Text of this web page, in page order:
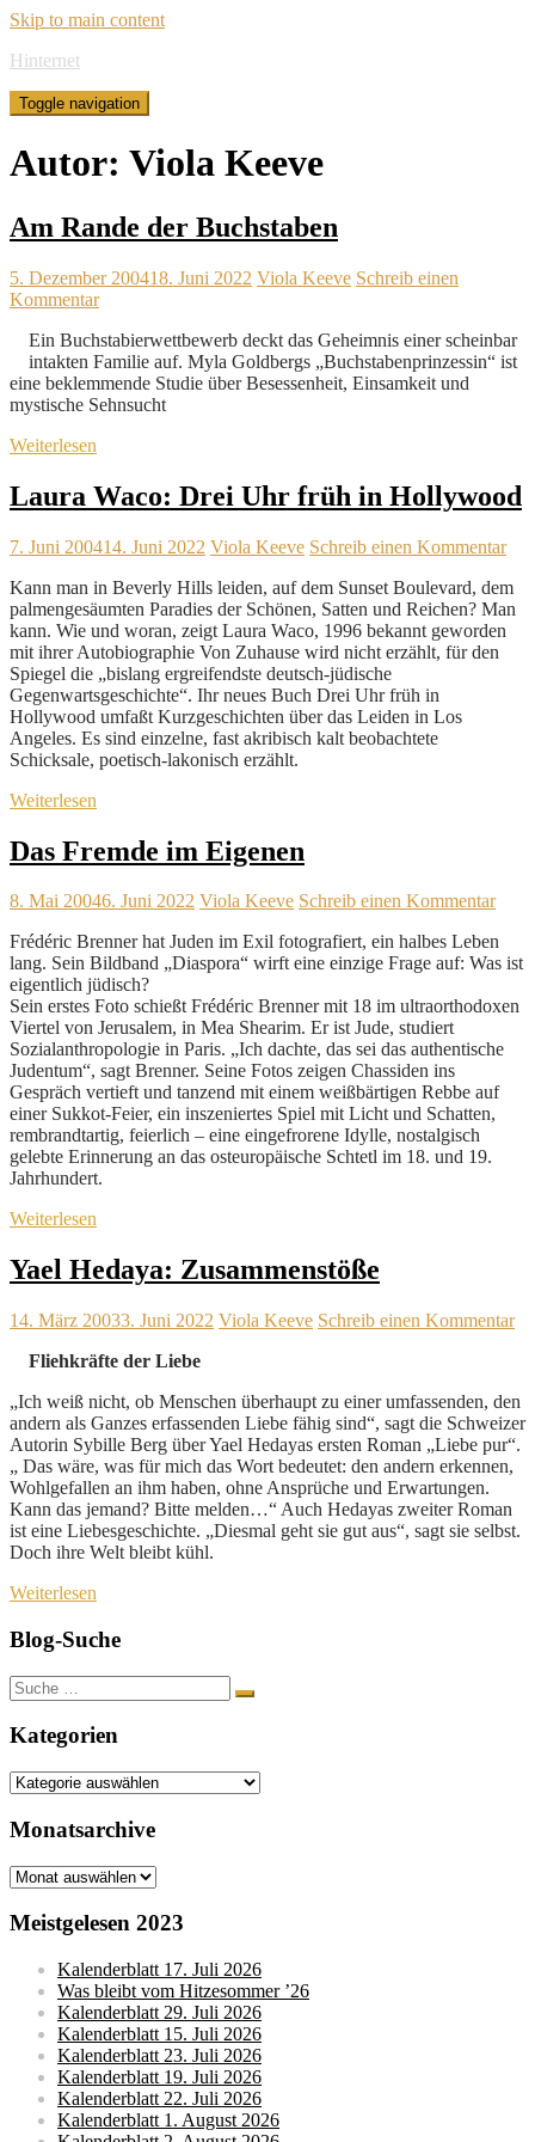
Skip to main content
Hinternet
Toggle navigation
Autor: Viola Keeve
Am Rande der Buchstaben
5. Dezember 200418. Juni 2022 Viola Keeve Schreib einen
Kommentar
Ein Buchstabierwettbewerb deckt das Geheimnis einer scheinbar
intakten Familie auf. Myla Goldbergs „Buchstabenprinzessin“ ist
eine beklemmende Studie über Besessenheit, Einsamkeit und
mystische Sehnsucht
Weiterlesen
Laura Waco: Drei Uhr früh in Hollywood
7. Juni 200414. Juni 2022 Viola Keeve Schreib einen Kommentar
Kann man in Beverly Hills leiden, auf dem Sunset Boulevard, dem
palmengesäumten Paradies der Schönen, Satten und Reichen? Man
kann. Wie und woran, zeigt Laura Waco, 1996 bekannt geworden
mit ihrer Autobiographie Von Zuhause wird nicht erzählt, für den
Spiegel die „bislang ergreifendste deutsch-jüdische
Gegenwartsgeschichte“. Ihr neues Buch Drei Uhr früh in
Hollywood umfaßt Kurzgeschichten über das Leiden in Los
Angeles. Es sind einzelne, fast akribisch kalt beobachtete
Schicksale, poetisch-lakonisch erzählt.
Weiterlesen
Das Fremde im Eigenen
8. Mai 20046. Juni 2022 Viola Keeve Schreib einen Kommentar
Frédéric Brenner hat Juden im Exil fotografiert, ein halbes Leben
lang. Sein Bildband „Diaspora“ wirft eine einzige Frage auf: Was ist
eigentlich jüdisch?
Sein erstes Foto schießt Frédéric Brenner mit 18 im ultraorthodoxen
Viertel von Jerusalem, in Mea Shearim. Er ist Jude, studiert
Sozialanthropologie in Paris. „Ich dachte, das sei das authentische
Judentum“, sagt Brenner. Seine Fotos zeigen Chassiden ins
Gespräch vertieft und tanzend mit einem weißbärtigen Rebbe auf
einer Sukkot-Feier, ein inszeniertes Spiel mit Licht und Schatten,
rembrandtartig, feierlich – eine eingefrorene Idylle, nostalgisch
gelebte Erinnerung an das osteuropäische Schtetl im 18. und 19.
Jahrhundert.
Weiterlesen
Yael Hedaya: Zusammenstöße
14. März 20033. Juni 2022 Viola Keeve Schreib einen Kommentar
Fliehkräfte der Liebe
„Ich weiß nicht, ob Menschen überhaupt zu einer umfassenden, den
andern als Ganzes erfassenden Liebe fähig sind“, sagt die Schweizer
Autorin Sybille Berg über Yael Hedayas ersten Roman „Liebe pur“.
„ Das wäre, was für mich das Wort bedeutet: den andern erkennen,
Wohlgefallen an ihm haben, ohne Ansprüche und Erwartungen.
Kann das jemand? Bitte melden…“ Auch Hedayas zweiter Roman
ist eine Liebesgeschichte. „Diesmal geht sie gut aus“, sagt sie selbst.
Doch ihre Welt bleibt kühl.
Weiterlesen
Blog-Suche
Suche
nach:
Kategorien
Kategorien
Monatsarchive
Monatsarchive
Meistgelesen 2023
Kalenderblatt 17. Juli 2026
Was bleibt vom Hitzesommer ’26
Kalenderblatt 29. Juli 2026
Kalenderblatt 15. Juli 2026
Kalenderblatt 23. Juli 2026
Kalenderblatt 19. Juli 2026
Kalenderblatt 22. Juli 2026
Kalenderblatt 1. August 2026